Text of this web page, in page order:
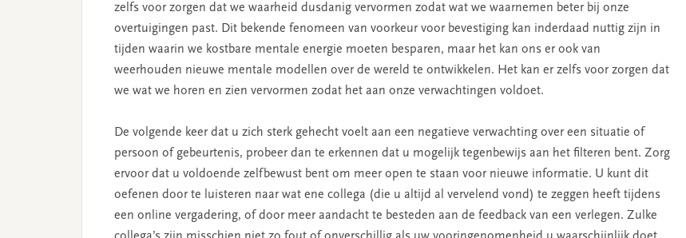
zelfs voor zorgen dat we waarheid dusdanig vervormen zodat wat we waarnemen beter bij onze
overtuigingen past. Dit bekende fenomeen van voorkeur voor bevestiging kan inderdaad nuttig zijn in
tijden waarin we kostbare mentale energie moeten besparen, maar het kan ons er ook van
weerhouden nieuwe mentale modellen over de wereld te ontwikkelen. Het kan er zelfs voor zorgen dat
we wat we horen en zien vervormen zodat het aan onze verwachtingen voldoet.
De volgende keer dat u zich sterk gehecht voelt aan een negatieve verwachting over een situatie of
persoon of gebeurtenis, probeer dan te erkennen dat u mogelijk tegenbewijs aan het filteren bent. Zorg
ervoor dat u voldoende zelfbewust bent om meer open te staan ​​voor nieuwe informatie. U kunt dit
oefenen door te luisteren naar wat ene collega (die u altijd al vervelend vond) te zeggen heeft tijdens
een online vergadering, of door meer aandacht te besteden aan de feedback van een verlegen. Zulke